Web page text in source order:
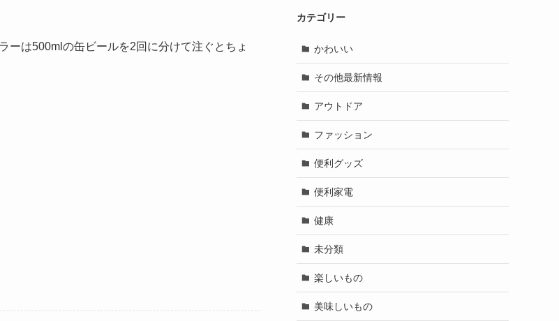
ーは500mlの缶ビールを2回に分けて注ぐとちょ
カテゴリー
かわいい
その他最新情報
アウトドア
ファッション
便利グッズ
便利家電
健康
未分類
楽しいもの
美味しいもの